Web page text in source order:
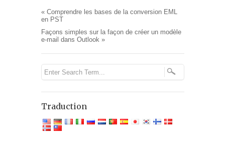
«Comprendre les bases de la conversion EML
en PST
Façons simples sur la façon de créer un modèle
e-mail dans Outlook »
Traduction